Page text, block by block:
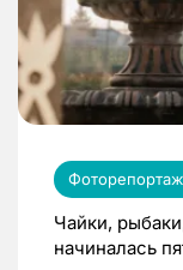
Чайки,
начиналась